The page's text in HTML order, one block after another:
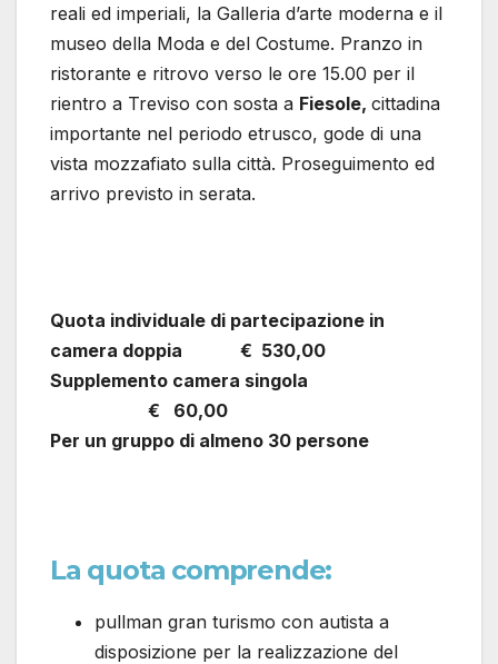
reali ed imperiali, la Galleria d’arte moderna e il
museo della Moda e del Costume. Pranzo in
ristorante e ritrovo verso le ore 15.00 per il
rientro a Treviso con sosta a Fiesole, cittadina
importante nel periodo etrusco, gode di una
vista mozzafiato sulla città. Proseguimento ed
arrivo previsto in serata.
Quota individuale di partecipazione in
camera doppia € 530,00
Supplemento camera singola
€ 60,00
Per un gruppo di almeno 30 persone
La quota comprende:
pullman gran turismo con autista a
disposizione per la realizzazione del